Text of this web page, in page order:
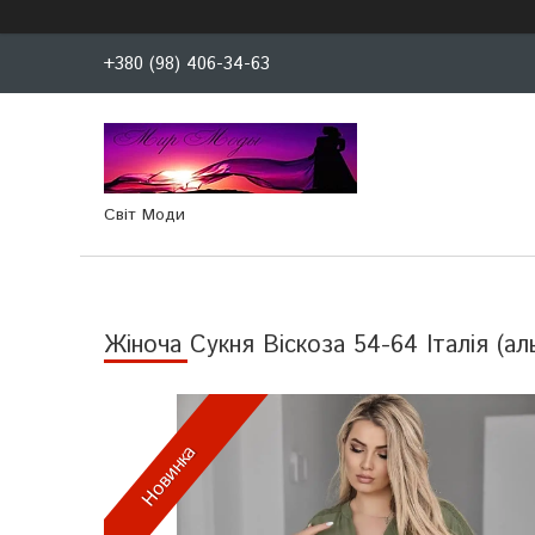
+380 (98) 406-34-63
Світ Моди
Жіноча Сукня Віскоза 54-64 Італія
Новинка